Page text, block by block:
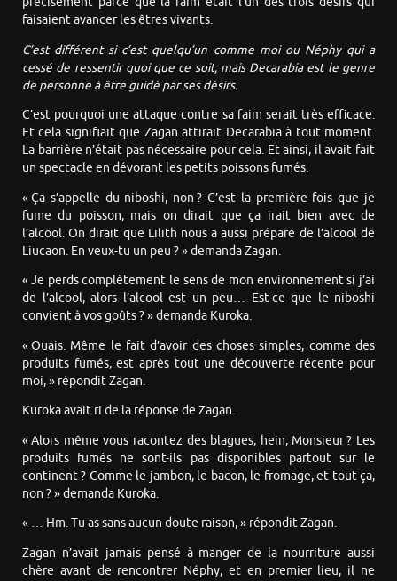
faisaient avancer les êtres vivants.
C’est différent si c’est quelqu’un comme moi ou Néphy qui a
cessé de ressentir quoi que ce soit, mais Decarabia est le genre
de personne à être guidé par ses désirs.
C’est pourquoi une attaque contre sa faim serait très efficace.
Et cela signifiait que Zagan attirait Decarabia à tout moment.
La barrière n’était pas nécessaire pour cela. Et ainsi, il avait fait
un spectacle en dévorant les petits poissons fumés.
« Ça s’appelle du niboshi, non ? C’est la première fois que je
fume du poisson, mais on dirait que ça irait bien avec de
l’alcool. On dirait que Lilith nous a aussi préparé de l’alcool de
Liucaon. En veux-tu un peu ? » demanda Zagan.
« Je perds complètement le sens de mon environnement si j’ai
de l’alcool, alors l’alcool est un peu… Est-ce que le niboshi
convient à vos goûts ? » demanda Kuroka.
« Ouais. Même le fait d’avoir des choses simples, comme des
produits fumés, est après tout une découverte récente pour
moi, » répondit Zagan.
Kuroka avait ri de la réponse de Zagan.
« Alors même vous racontez des blagues, hein, Monsieur ? Les
produits fumés ne sont-ils pas disponibles partout sur le
continent ? Comme le jambon, le bacon, le fromage, et tout ça,
non ? » demanda Kuroka.
« … Hm. Tu as sans aucun doute raison, » répondit Zagan.
Zagan n’avait jamais pensé à manger de la nourriture aussi
chère avant de rencontrer Néphy, et en premier lieu, il ne